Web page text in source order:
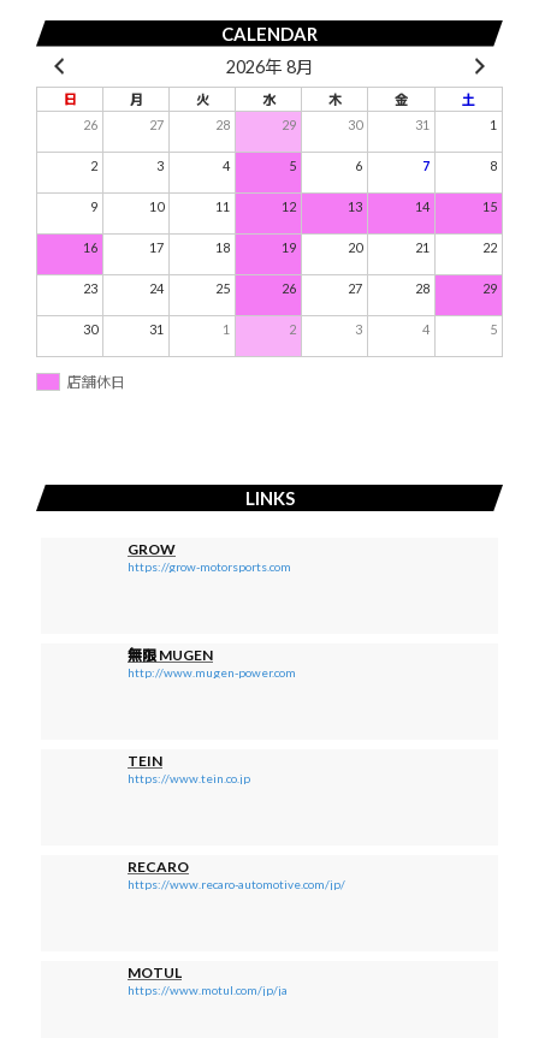
ン
CALENDAR
2026年 8月
日 月 火 水 木 金
土
26
27 28 29 30 31 1
2 3 4 5 6 7 8
9 10 11 12 13 14 15
16 17 18 19 20 21 22
23 24 25 26 27 28 29
30 31 1 2 3 4 5
店舗休日
LINKS
GROW
https://grow-motorsports.com
無限 MUGEN
http://www.mugen-power.com
TEIN
https://www.tein.co.jp
RECARO
https://www.recaro-automotive.com/jp/
MOTUL
https://www.motul.com/jp/ja